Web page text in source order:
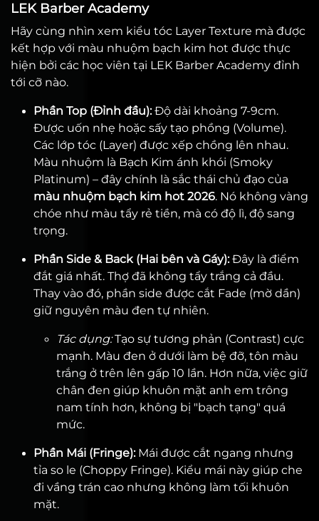
LEK Barber Academy
Hãy cùng nhìn xem kiểu tóc Layer Texture mà được
kết hợp với màu nhuộm bạch kim hot được thực
hiện bởi các học viên tại LEK Barber Academy đỉnh
tới cỡ nào.
Phần Top (Đỉnh đầu):Độ dài khoảng 7-9cm.
Được uốn nhẹ hoặc sấy tạo phồng (Volume).
Các lớp tóc (Layer) được xếp chồng lên nhau.
Màu nhuộm là Bạch Kim ánh khói (Smoky
Platinum) – đây chính là sắc thái chủ đạo của
màu nhuộm bạch kim hot 2026. Nó không vàng
chóe như màu tẩy rẻ tiền, mà có độ lì, độ sang
trọng.
Phần Side & Back (Hai bên và Gáy):Đây là điểm
đắt giá nhất. Thợ đã không tẩy trắng cả đầu.
Thay vào đó, phần side được cắt Fade (mờ dần)
giữ nguyên màu đen tự nhiên.
Tác dụng:Tạo sự tương phản (Contrast) cực
mạnh. Màu đen ở dưới làm bệ đỡ, tôn màu
trắng ở trên lên gấp 10 lần. Hơn nữa, việc giữ
chân đen giúp khuôn mặt anh em trông
nam tính hơn, không bị "bạch tạng" quá
mức.
Phần Mái (Fringe):Mái được cắt ngang nhưng
tỉa so le (Choppy Fringe). Kiểu mái này giúp che
đi vầng trán cao nhưng không làm tối khuôn
mặt.